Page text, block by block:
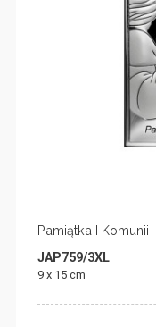
Pamiątka I
JAP759/3XL
9 x 15 cm